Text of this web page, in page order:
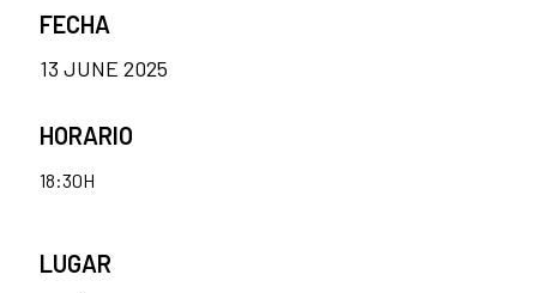
FECHA
13 JUNE 2025
HORARIO
18:30H
LUGAR